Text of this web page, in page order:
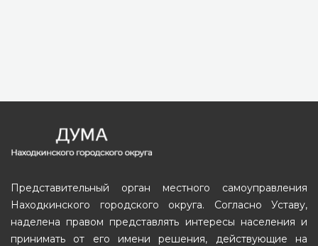
Представительный орган местного самоуправления
Находкинского городского округа. Согласно Уставу,
наделена правом представлять интересы населения и
принимать от его имени решения, действующие на